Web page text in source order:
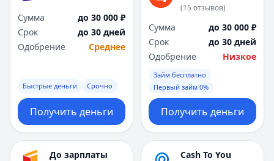
Сумма
до 30 000 ₽
Срок
до 30 дней
Одобрение
Среднее
Быстрые деньги Срочно
Получить деньги
(15 отзывов)
Сумма
до 30 000 ₽
Срок
до 30 дней
Одобрение
Низкое
Займ бесплатно
Первый займ 0%
Получить деньги
До зарплаты Cash To You